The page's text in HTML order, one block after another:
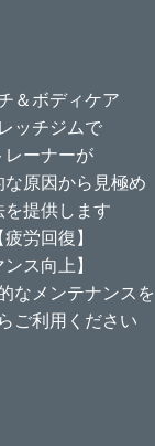
＆ボディケア
ッチジムで
レーナーが
原因から見極め
提供します
労回復】
ス向上】
なメンテナンスを
ご利用ください